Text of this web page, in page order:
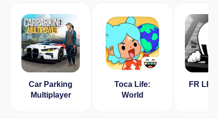
Car Parking
Multiplayer
Toca Life:
World
FR